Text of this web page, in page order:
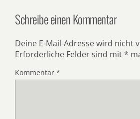
Schreibe einen Kommentar
Deine E-Mail-Adresse wird nicht
Erforderliche Felder sind mit *
Kommentar *